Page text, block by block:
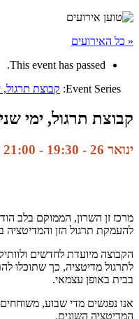
« כל האירועים
This event has passed.
Event Series: קבוצת תרגול,
קבוצת תרגול, ימי
ינואר 26 - 19:30 -
21:00
להעמקת תרגול הזן והמדיטציה
הקבוצה מיועדת לחדשים
לתרגול מדיטציה, כך שתוכלו
בבית באופן עצמאי.
אנו נפגשים מדי שבוע,
המדיטציה השונים.